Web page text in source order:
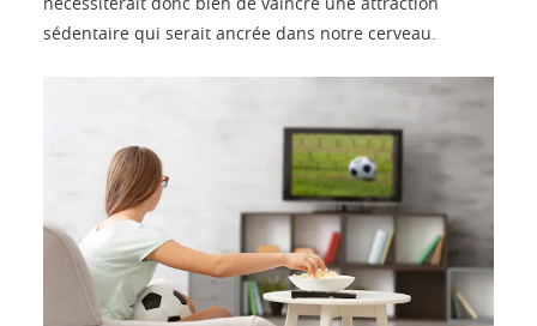
sédentaire qui serait ancrée dans notre cerveau.